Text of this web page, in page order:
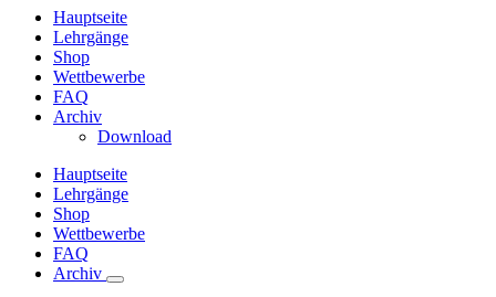
Hauptseite
Lehrgänge
Shop
Wettbewerbe
FAQ
Archiv
Download
Hauptseite
Lehrgänge
Shop
Wettbewerbe
FAQ
Archiv